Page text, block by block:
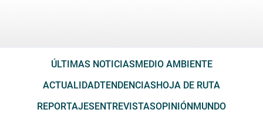
ÚLTIMAS NOTICIAS MEDIO AMBIENTE
ACTUALIDADTENDENCIAS HOJA DE RUTA
REPORTAJES ENTREVISTASOPINIÓN MUNDO